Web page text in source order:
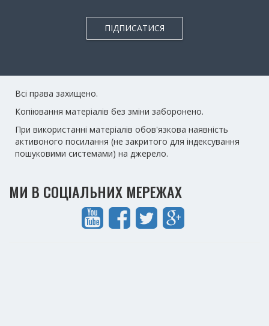
ПІДПИСАТИСЯ
Всі права захищено.
Копіювання матеріалів без зміни заборонено.
При використанні матеріалів обов'язкова наявність
активоного посилання (не закритого для індексування
пошуковими системами) на джерело.
МИ В СОЦІАЛЬНИХ МЕРЕЖАХ